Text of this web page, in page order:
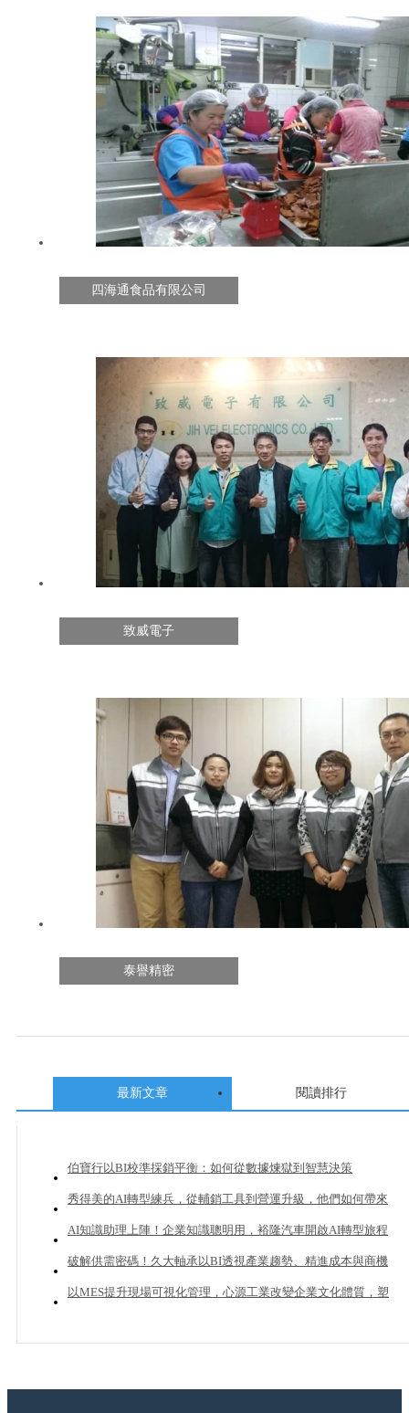
四海通食品有限公司
致威電子
泰譽精密
最新文章 閱讀排行
伯寶行以BI校準採銷平衡：如何從數據煉獄到智慧決策
秀得美的AI轉型練兵，從輔銷工具到營運升級，他們如何帶來
20%業績成長？
AI知識助理上陣！企業知識聰明用，裕隆汽車開啟AI轉型旅程
破解供需密碼！久大軸承以BI透視產業趨勢、精進成本與商機
管理
以MES提升現場可視化管理，心源工業改變企業文化體質，塑